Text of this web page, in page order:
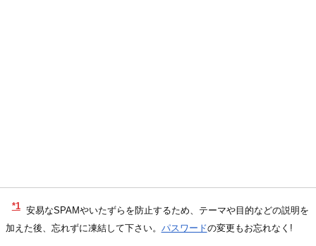
*1 安易なSPAMやいたずらを防止するため、テーマや目的などの説明を
加えた後、忘れずに凍結して下さい。 パスワードの変更もお忘れなく!